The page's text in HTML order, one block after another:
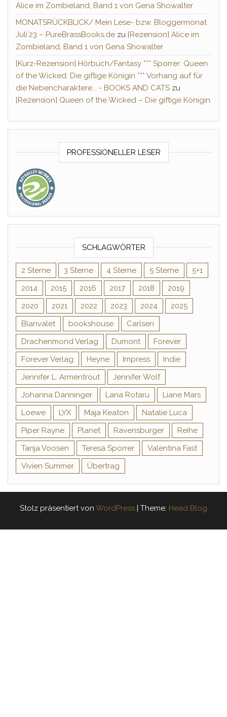
Alice im Zombieland, Band 1 von Gena Showalter
MONATSRÜCKBLICK/ Mein Lese- bzw. Bloggermonat
Juli´23 – PureBrassBooks.de zu [Rezension] Alice im
Zombieland, Band 1 von Gena Showalter
[Kurz-Rezension] Hörbuch/Fantasy *** Sporrer: Queen
of the Wicked: Die giftige Königin *** Vorhang auf für
die Nebencharaktere... - BOOKS AND CATS zu
[Rezension] Queen of the Wicked – Die giftige Königin
PROFESSIONELLER LESER
SCHLAGWÖRTER
2 Sterne 3 Sterne 4 Sterne 5 Sterne
5+1
2014
2015 2016 2017 2018
2019
2020
2021 2022 2023 2024
2025
Blanvalet
bookshouse
Carlsen
Drachenmond Verlag
Dumont
Forever
Forever Verlag
Heyne Impress
Indie
Jennifer L. Armentrout
Jennifer Wolf
Johanna Danninger
Lana Rotaru
Liane Mars
Loewe
LYX Maja Keaton
Natalie Luca
Piper Rayne
Planet Ravensburger
Reihe
Tanja Voosen
Teresa Sporrer
Valentina Fast
Vivien Summer
Übertrag
Stolz präsentiert von WordPress | Theme: Head Blog